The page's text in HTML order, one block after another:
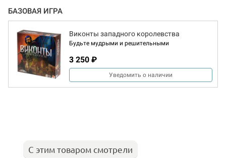
БАЗОВАЯ ИГРА
Виконты западного королевства
Будьте мудрыми и решительными
3 250 ₽
Уведомить о наличии
С этим товаром смотрели